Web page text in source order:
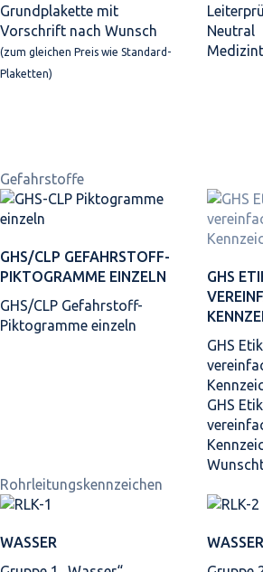
Grundplakette mit
Vorschrift nach Wunsch
(zum gleichen Preis wie Standard-
Plaketten)
Neutral
Gefahrstoffe
GHS/CLP GEFAHRSTOFF-
PIKTOGRAMME EINZELN
GHS/CLP Gefahrstoff-
Piktogramme einzeln
GHS
GHS
GHS
Rohrleitungskennzeichen
WASSER